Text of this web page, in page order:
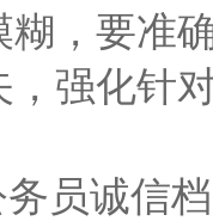
，要准
强化针
诚信档